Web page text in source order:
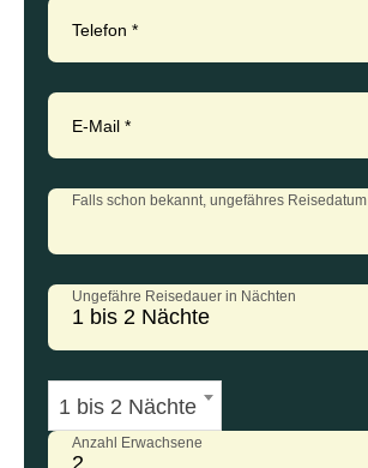
Telefon *
E-Mail *
Falls schon bekannt, ungefähres Reisedatum
Ungefähre Reisedauer in Nächten
1 bis 2 Nächte
1 bis 2 Nächte
Anzahl Erwachsene
2